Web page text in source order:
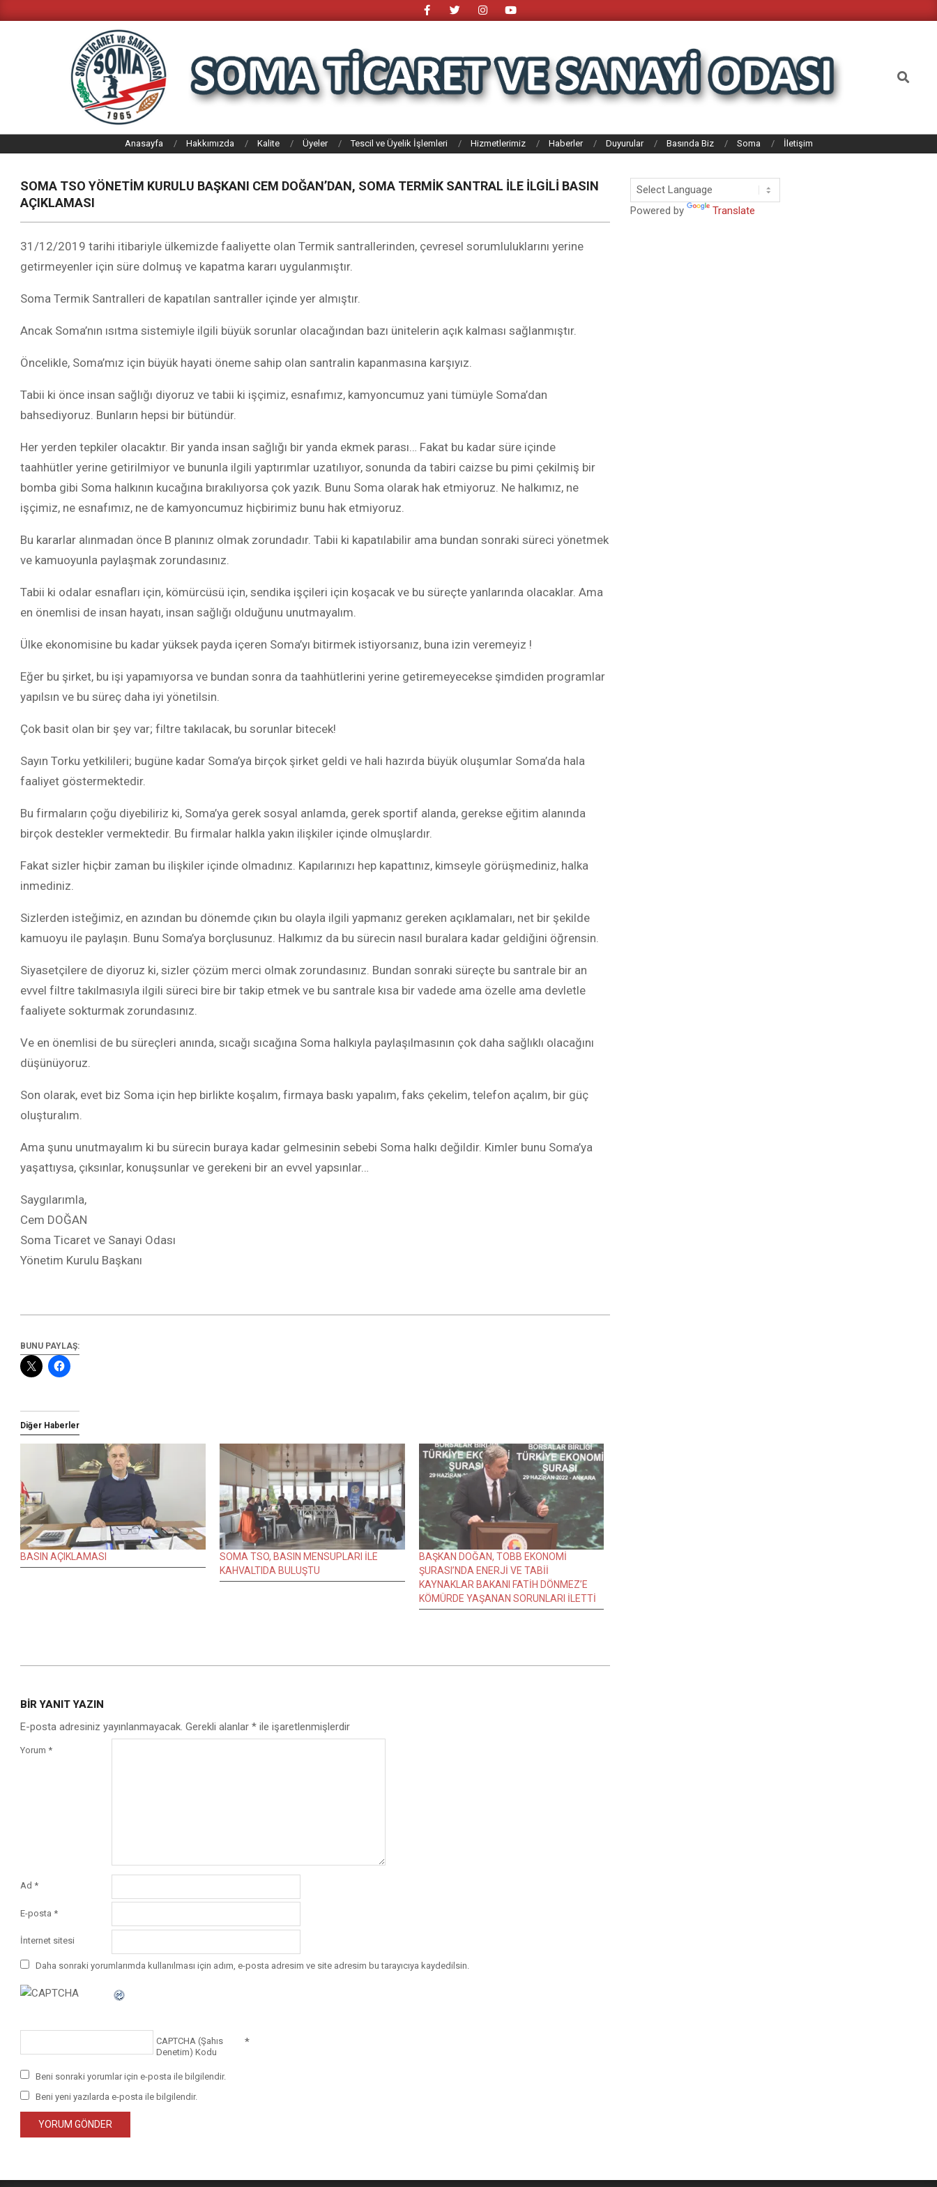
to
SOMA
TICARET
VE
SANAYI
ODASI
Search
Anasayfa Hakkımızda Kalite Üyeler Tescil ve Üyelik İşlemleri Hizmetlerimiz Haberler Duyurular Basında Biz Soma İletişim
SOMA TSO YÖNETİM KURULU BAŞKANI CEM DOĞAN’DAN, SOMA TERMİK SANTRAL İLE İLGİLİ BASIN
AÇIKLAMASI
31/12/2019 tarihi itibariyle ülkemizde faaliyette olan Termik santrallerinden, çevresel sorumluluklarını yerine
getirmeyenler için süre dolmuş ve kapatma kararı uygulanmıştır.
Soma Termik Santralleri de kapatılan santraller içinde yer almıştır.
Ancak Soma’nın ısıtma sistemiyle ilgili büyük sorunlar olacağından bazı ünitelerin açık kalması sağlanmıştır.
Öncelikle, Soma’mız için büyük hayati öneme sahip olan santralin kapanmasına karşıyız.
Tabii ki önce insan sağlığı diyoruz ve tabii ki işçimiz, esnafımız, kamyoncumuz yani tümüyle Soma’dan
bahsediyoruz. Bunların hepsi bir bütündür.
Her yerden tepkiler olacaktır. Bir yanda insan sağlığı bir yanda ekmek parası… Fakat bu kadar süre içinde
taahhütler yerine getirilmiyor ve bununla ilgili yaptırımlar uzatılıyor, sonunda da tabiri caizse bu pimi çekilmiş bir
bomba gibi Soma halkının kucağına bırakılıyorsa çok yazık. Bunu Soma olarak hak etmiyoruz. Ne halkımız, ne
işçimiz, ne esnafımız, ne de kamyoncumuz hiçbirimiz bunu hak etmiyoruz.
Bu kararlar alınmadan önce B planınız olmak zorundadır. Tabii ki kapatılabilir ama bundan sonraki süreci yönetmek
ve kamuoyunla paylaşmak zorundasınız.
Tabii ki odalar esnafları için, kömürcüsü için, sendika işçileri için koşacak ve bu süreçte yanlarında olacaklar. Ama
en önemlisi de insan hayatı, insan sağlığı olduğunu unutmayalım.
Ülke ekonomisine bu kadar yüksek payda içeren Soma’yı bitirmek istiyorsanız, buna izin veremeyiz !
Eğer bu şirket, bu işi yapamıyorsa ve bundan sonra da taahhütlerini yerine getiremeyecekse şimdiden programlar
yapılsın ve bu süreç daha iyi yönetilsin.
Çok basit olan bir şey var; filtre takılacak, bu sorunlar bitecek!
Sayın Torku yetkilileri; bugüne kadar Soma’ya birçok şirket geldi ve hali hazırda büyük oluşumlar Soma’da hala
faaliyet göstermektedir.
Bu firmaların çoğu diyebiliriz ki, Soma’ya gerek sosyal anlamda, gerek sportif alanda, gerekse eğitim alanında
birçok destekler vermektedir. Bu firmalar halkla yakın ilişkiler içinde olmuşlardır.
Fakat sizler hiçbir zaman bu ilişkiler içinde olmadınız. Kapılarınızı hep kapattınız, kimseyle görüşmediniz, halka
inmediniz.
Sizlerden isteğimiz, en azından bu dönemde çıkın bu olayla ilgili yapmanız gereken açıklamaları, net bir şekilde
kamuoyu ile paylaşın. Bunu Soma’ya borçlusunuz. Halkımız da bu sürecin nasıl buralara kadar geldiğini öğrensin.
Siyasetçilere de diyoruz ki, sizler çözüm merci olmak zorundasınız. Bundan sonraki süreçte bu santrale bir an
evvel filtre takılmasıyla ilgili süreci bire bir takip etmek ve bu santrale kısa bir vadede ama özelle ama devletle
faaliyete sokturmak zorundasınız.
Ve en önemlisi de bu süreçleri anında, sıcağı sıcağına Soma halkıyla paylaşılmasının çok daha sağlıklı olacağını
düşünüyoruz.
Son olarak, evet biz Soma için hep birlikte koşalım, firmaya baskı yapalım, faks çekelim, telefon açalım, bir güç
oluşturalım.
Ama şunu unutmayalım ki bu sürecin buraya kadar gelmesinin sebebi Soma halkı değildir. Kimler bunu Soma’ya
yaşattıysa, çıksınlar, konuşsunlar ve gerekeni bir an evvel yapsınlar…
Saygılarımla,
Cem DOĞAN
Soma Ticaret ve Sanayi Odası
Yönetim Kurulu Başkanı
BUNU PAYLAŞ:
Diğer Haberler
BASIN AÇIKLAMASI
SOMA TSO, BASIN MENSUPLARI İLE
KAHVALTIDA BULUŞTU
BAŞKAN DOĞAN, TOBB EKONOMİ
ŞURASI’NDA ENERJİ VE TABİİ
KAYNAKLAR BAKANI FATİH DÖNMEZ’E
KÖMÜRDE YAŞANAN SORUNLARI İLETTİ
02
BIR YANIT YAZIN
E-posta adresiniz yayınlanmayacak. Gerekli alanlar * ile işaretlenmişlerdir
Yorum *
Ad *
E-posta *
İnternet sitesi
Daha sonraki yorumlarımda kullanılması için adım, e-posta adresim ve site adresim bu tarayıcıya kaydedilsin.
CAPTCHA (Şahıs
Denetim) Kodu
*
Beni sonraki yorumlar için e-posta ile bilgilendir.
Beni yeni yazılarda e-posta ile bilgilendir.
Powered by Translate